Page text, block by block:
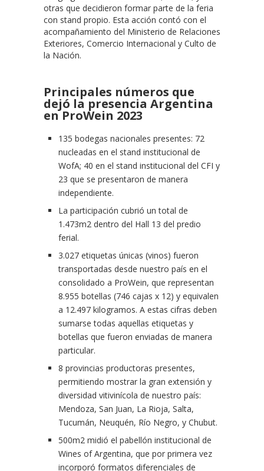
otras que decidieron formar parte de la feria
con stand propio. Esta acción contó con el
acompañamiento del Ministerio de Relaciones
Exteriores, Comercio Internacional y Culto de
la Nación.
Principales números que
dejó la presencia Argentina
en ProWein 2023
135 bodegas nacionales presentes: 72
nucleadas en el stand institucional de
WofA; 40 en el stand institucional del CFI y
23 que se presentaron de manera
independiente.
La participación cubrió un total de
1.473m2 dentro del Hall 13 del predio
ferial.
3.027 etiquetas únicas (vinos) fueron
transportadas desde nuestro país en el
consolidado a ProWein, que representan
8.955 botellas (746 cajas x 12) y equivalen
a 12.497 kilogramos. A estas cifras deben
sumarse todas aquellas etiquetas y
botellas que fueron enviadas de manera
particular.
8 provincias productoras presentes,
permitiendo mostrar la gran extensión y
diversidad vitivinícola de nuestro país:
Mendoza, San Juan, La Rioja, Salta,
Tucumán, Neuquén, Río Negro, y Chubut.
500m2 midió el pabellón institucional de
Wines of Argentina, que por primera vez
incorporó formatos diferenciales de